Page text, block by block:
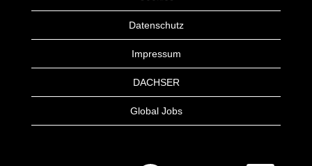
Datenschutz
Impressum
DACHSER
Global Jobs